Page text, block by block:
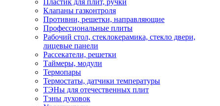
Пластик для плит, ручки
Клапаны газконтроля
Противни, решетки, направляющие
Профессиональные плиты
Рабочий стол, стеклокерамика, стекло двери,
лицевые панели
Рассекатели, решетки
Таймеры, модули
Термопары
Термостаты, датчики температуры
ТЭНы для отечественных плит
Тэны духовок